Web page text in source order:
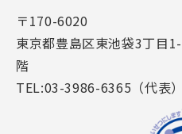
〒170-6020
東京都豊島区東池袋3丁目
階
TEL:03-3986-6365（代表）